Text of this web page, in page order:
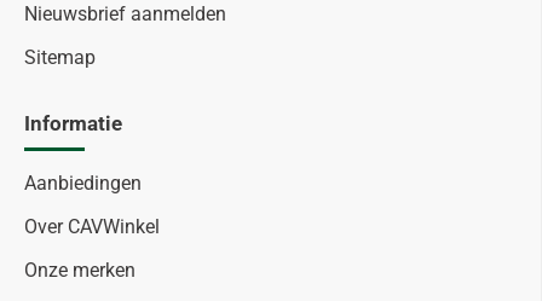
Nieuwsbrief aanmelden
Sitemap
Informatie
Aanbiedingen
Over CAVWinkel
Onze merken